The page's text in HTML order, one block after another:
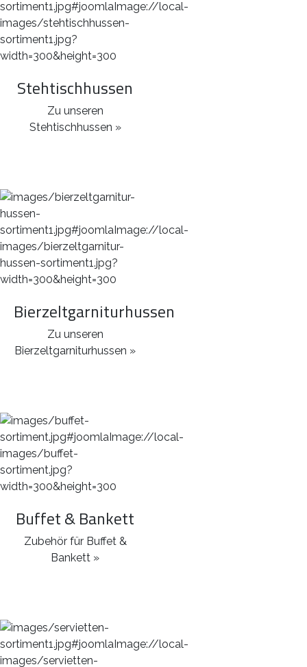
Stehtischhussen
Zu unseren
Stehtischhussen »
Bierzeltgarniturhussen
Zu unseren
Bierzeltgarniturhussen »
Buffet & Bankett
Zubehör für Buffet &
Bankett »